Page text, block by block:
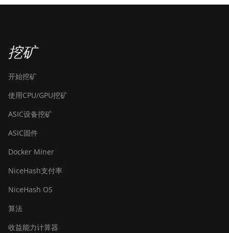
挖矿
开始挖矿
使用CPU/GPU挖矿
ASIC设备挖矿
ASIC固件
Docker Miner
NiceHash支付率
NiceHash OS
算法
收益能力计算器